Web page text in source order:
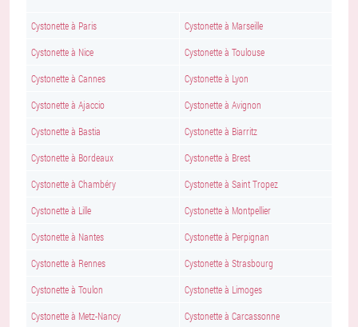
Cystonette à Paris Cystonette à Marseille
Cystonette à Nice Cystonette à Toulouse
Cystonette à Cannes Cystonette à Lyon
Cystonette à Ajaccio Cystonette à Avignon
Cystonette à Bastia Cystonette à Biarritz
Cystonette à Bordeaux Cystonette à Brest
Cystonette à Chambéry Cystonette à Saint Tropez
Cystonette à Lille Cystonette à Montpellier
Cystonette à Nantes Cystonette à Perpignan
Cystonette à Rennes Cystonette à Strasbourg
Cystonette à Toulon Cystonette à Limoges
Cystonette à Metz-Nancy Cystonette à Carcassonne